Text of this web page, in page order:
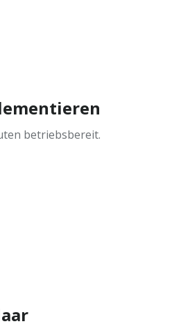
betriebsbereit.